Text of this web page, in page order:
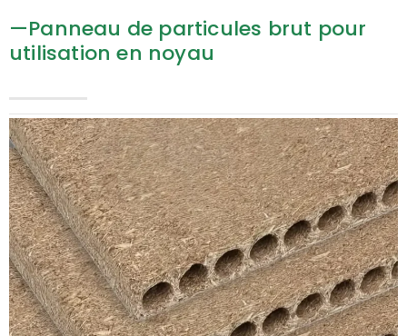
—Panneau de particules brut pour
utilisation en noyau